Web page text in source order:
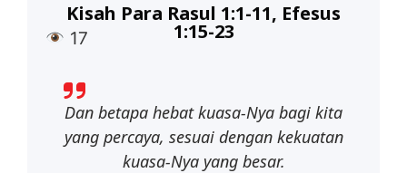
17
Kisah Para Rasul 1:1-11, Efesus
1:15-23
Dan betapa hebat kuasa-Nya bagi kita
yang percaya, sesuaidengan kekuatan
kuasa-Nya yang besar.